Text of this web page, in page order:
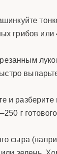
грибов
и
г
сыра